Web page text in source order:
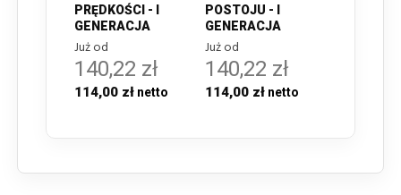
PRĘDKOŚCI - I
GENERACJA
Już od
140,22 zł
114,00 zł
POSTOJU - I
GENERACJA
Już od
140,22 zł
114,00 zł